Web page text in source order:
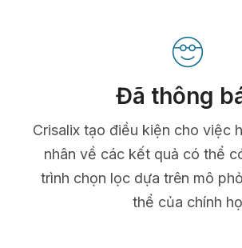
Đã thông
Crisalix tạo điều kiện cho việc
nhân về các kết quả có thể
trình chọn lọc dựa trên mô
thể của chính họ